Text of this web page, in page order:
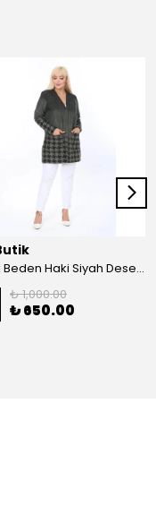
Büyük Beden Haki Siyah Desenli Hırka
₺ 1,000.00
₺ 650.00